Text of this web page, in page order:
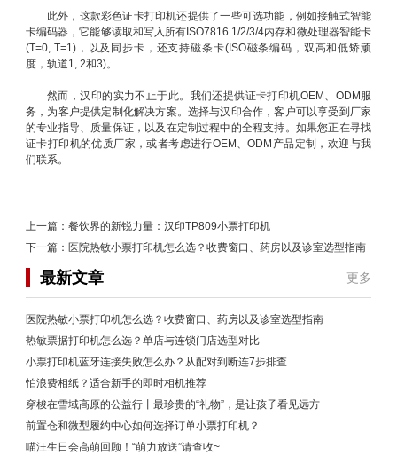
此外，这款彩色证卡打印机还提供了一些可选功能，例如接触式智能
卡编码器，它能够读取和写入所有ISO7816 1/2/3/4内存和微处理器智能卡
(T=0, T=1)，以及同步卡，还支持磁条卡(ISO磁条编码，双高和低矫顽
度，轨道1, 2和3)。
然而，汉印的实力不止于此。我们还提供证卡打印机OEM、ODM服
务，为客户提供定制化解决方案。选择与汉印合作，客户可以享受到厂家
的专业指导、质量保证，以及在定制过程中的全程支持。如果您正在寻找
证卡打印机的优质厂家，或者考虑进行OEM、ODM产品定制，欢迎与我
们联系。
上一篇： 餐饮界的新锐力量：汉印TP809小票打印机
下一篇： 医院热敏小票打印机怎么选？收费窗口、药房以及诊室选型指南
最新文章 更多
医院热敏小票打印机怎么选？收费窗口、药房以及诊室选型指南
热敏票据打印机怎么选？单店与连锁门店选型对比
小票打印机蓝牙连接失败怎么办？从配对到断连7步排查
怕浪费相纸？适合新手的即时相机推荐
穿梭在雪域高原的公益行丨最珍贵的“礼物”，是让孩子看见远方
前置仓和微型履约中心如何选择订单小票打印机？
喵汪生日会高萌回顾！“萌力放送”请查收~